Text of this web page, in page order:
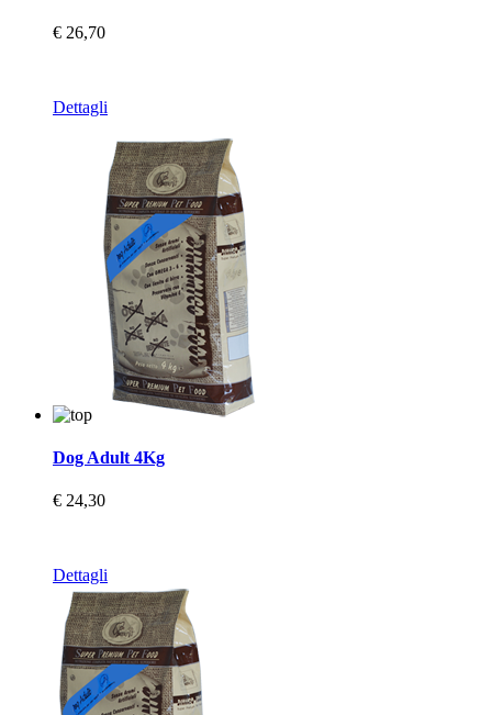
€ 26,70
Dettagli
Dog Adult 4Kg
€ 24,30
Dettagli